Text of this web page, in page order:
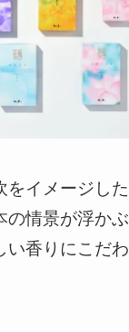
をイメージし
の情景が浮か
い香りにこだ